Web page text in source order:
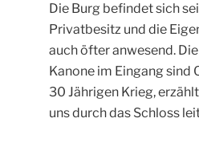
Die Burg befindet sich
Privatbesitz und die
auch öfter anwesend.
Kanone im Eingang sind
30 Jährigen Krieg,
uns durch das Schloss